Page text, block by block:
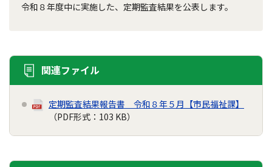
令和８年度中に実施した、定期監査結果を公表します。
関連ファイル
定期監査結果報告書 令和８年５月【市民福祉課】
（PDF形式：103 KB）